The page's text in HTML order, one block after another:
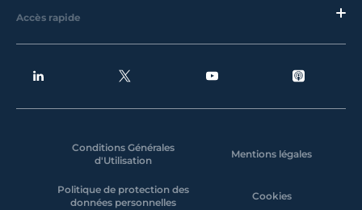
Accès rapide
Conditions Générales
d'Utilisation
Mentions légales
Politique de protection des
données personnelles
Cookies